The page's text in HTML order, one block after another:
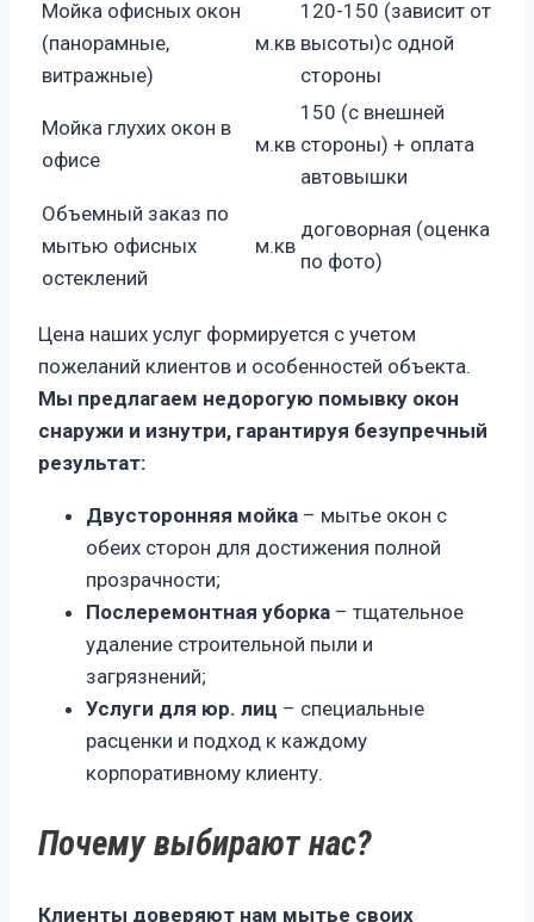
Мойка офисных окон
(панорамные,
витражные)
м.кв
120-150 (зависит от
высоты)с одной
стороны
Мойка глухих окон в
офисе
м.кв
150 (с внешней
стороны) + оплата
автовышки
Объемный заказ по
мытью офисных
остеклений
м.кв
договорная (оценка
по фото)
Цена наших услуг формируется с учетом
пожеланий клиентов и особенностей объекта.
Мы предлагаем недорогую помывку окон
снаружи и изнутри, гарантируя безупречный
результат:
Двусторонняя мойка – мытье окон с
обеих сторон для достижения полной
прозрачности;
Послеремонтная уборка – тщательное
удаление строительной пыли и
загрязнений;
Услуги для юр. лиц – специальные
расценки и подход к каждому
корпоративному клиенту.
Почему выбирают нас?
Клиенты доверяют нам мытье своих